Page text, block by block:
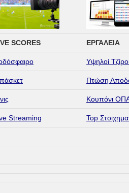
SCORES ΕΡΓΑΛΕΙΑ
Υψηλοί
Πτώση
Κουπόνι
Streaming Top